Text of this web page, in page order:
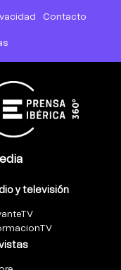
Contacto
y televisión